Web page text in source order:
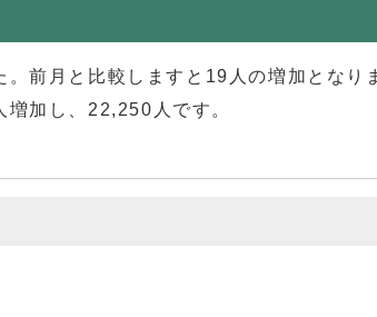
前月と比較しますと19人の増加となり
加し、22,250人です。